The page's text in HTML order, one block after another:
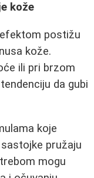
kože
postižu
kože.
ili pri brzom
da gubi
koje
pružaju
mogu